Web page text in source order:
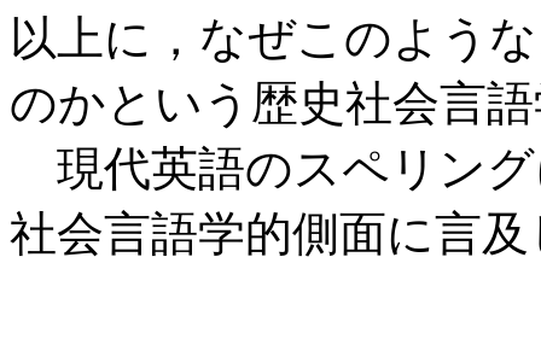
以上に，なぜこのよう
のかという歴史社会言
現代英語のスペリング
社会言語学的側面に言